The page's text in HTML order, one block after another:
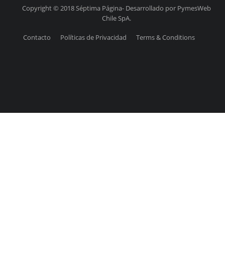
Copyright © 2018 Séptima Página- Desarrollado por PymesWeb
Chile SpA.
Contacto Políticas de Privacidad Terms & Conditions